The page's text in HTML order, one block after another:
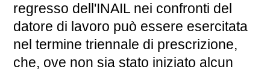
regresso dell'INAIL nei confronti del
datore di lavoro può essere esercitata
nel termine triennale di prescrizione,
che, ove non sia stato iniziato alcun